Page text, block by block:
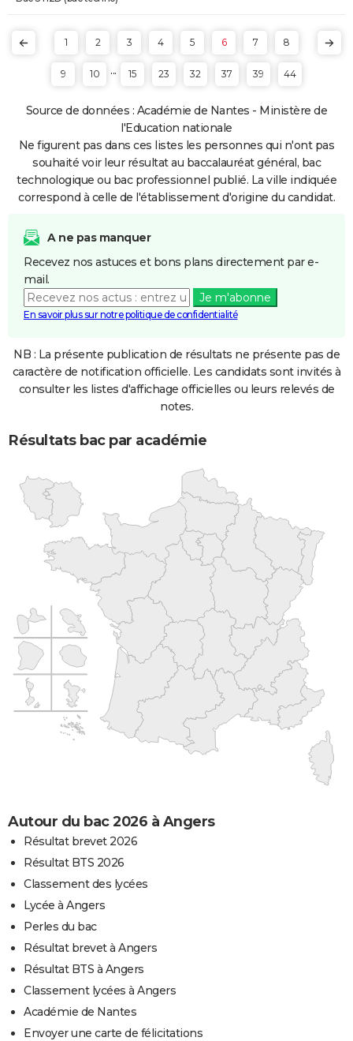
1 2 3 4 5 6 7 8
9 10 ... 15 23 32 37 39 44
Source de données : Académie de Nantes - Ministère de
l'Education nationale
Ne figurent pas dans ces listes les personnes qui n'ont pas
souhaité voir leur résultat au baccalauréat général, bac
technologique ou bac professionnel publié. La ville indiquée
correspond à celle de l'établissement d'origine du candidat.
A ne pas manquer
Recevez nos astuces et bons plans directement par e-
mail.
Je m'abonne
En savoir plus sur notre politique de confidentialité
NB : La présente publication de résultats ne présente pas de
caractère de notification officielle. Les candidats sont invités à
consulter les listes d'affichage officielles ou leurs relevés de
notes.
Résultats bac par académie
Autour du bac 2026 à Angers
Résultat brevet 2026
Résultat BTS 2026
Classement des lycées
Lycée à Angers
Perles du bac
Résultat brevet à Angers
Résultat BTS à Angers
Classement lycées à Angers
Académie de Nantes
Envoyer une carte de félicitations